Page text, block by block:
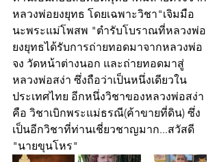
หลวงพ่อยงยุทธ โดยเฉพาะวิชา"เจิมมือ
นะพระแม่โพสพ "ตำรับโบราณที่หลวงพ่อ
ยงยุทธได้รับการถ่ายทอดมาจากหลวงพ่อ
จง วัดหน้าต่างนอก และถ่ายทอดมาสู่
หลวงพ่อสง่า ซึ่งถือว่าเป็นหนึ่งเดียวใน
ประเทศไทย อีกหนึ่งวิชาของหลวงพ่อสง่า
คือ วิชาเบิกพระแม่ธรณี(ค้าขายที่ดิน) ซึ่ง
เป็นอีกวิชาที่ท่านเชี่ยวชาญมาก...สวัสดี
"นายขุนโหร"